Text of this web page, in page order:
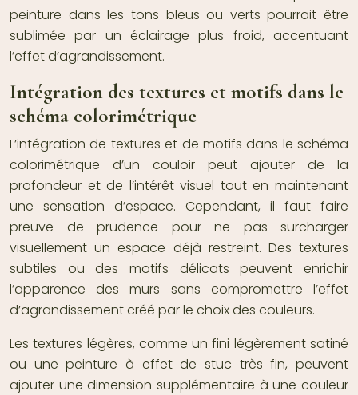
peinture dans les tons bleus ou verts pourrait être
sublimée par un éclairage plus froid, accentuant
l’effet d’agrandissement.
Intégration des textures et motifs dans le
schéma colorimétrique
L’intégration de textures et de motifs dans le schéma
colorimétrique d’un couloir peut ajouter de la
profondeur et de l’intérêt visuel tout en maintenant
une sensation d’espace. Cependant, il faut faire
preuve de prudence pour ne pas surcharger
visuellement un espace déjà restreint. Des textures
subtiles ou des motifs délicats peuvent enrichir
l’apparence des murs sans compromettre l’effet
d’agrandissement créé par le choix des couleurs.
Les textures légères, comme un fini légèrement satiné
ou une peinture à effet de stuc très fin, peuvent
ajouter une dimension supplémentaire à une couleur